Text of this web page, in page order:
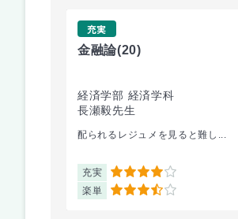
充実
金融論(20)
経済学部 経済学科
長瀬毅先生
配られるレジュメを見ると難し...
充実 4
楽単 3.5